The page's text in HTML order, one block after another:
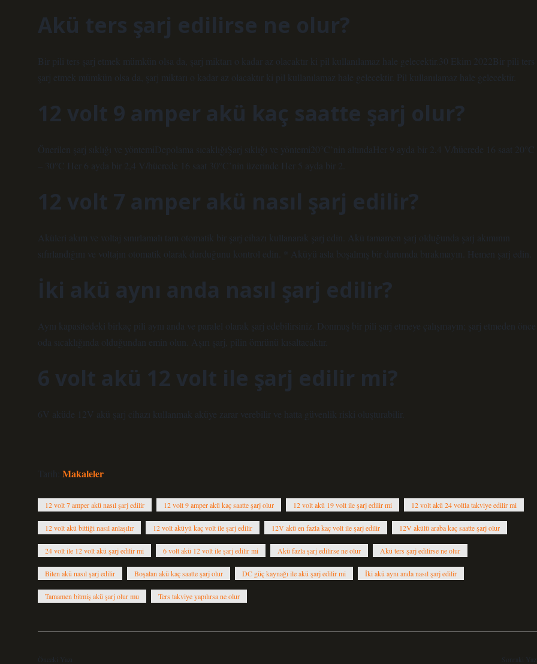
Akü ters şarj edilirse ne olur?
Bir pili ters şarj etmek mümkün olsa da, şarj miktarı o kadar az olacaktır ki pil kullanılamaz hale gelecektir.30 Ekim 2022Bir pili ters
şarj etmek mümkün olsa da, şarj miktarı o kadar az olacaktır ki pil kullanılamaz hale gelecektir. Pil kullanılamaz hale gelecektir.
12 volt 9 amper akü kaç saatte şarj olur?
Önerilen şarj sıklığı ve yöntemiDepolama sıcaklığıŞarj sıklığı ve yöntemi20°C’nin altındaHer 9 ayda bir 2,4 V/hücrede 16 saat 20°C
– 30°C Her 6 ayda bir 2,4 V/hücrede 16 saat 30°C’nin üzerinde Her 5 ayda bir 2.
12 volt 7 amper akü nasıl şarj edilir?
Aküleri akım ve voltaj sınırlamalı tam otomatik bir şarj cihazı kullanarak şarj edin. Akü tamamen şarj olduğunda şarj akımının
sıfırlandığını ve voltajın otomatik olarak durduğunu kontrol edin. * Aküyü asla boşalmış bir durumda bırakmayın. Hemen şarj edin.
İki akü aynı anda nasıl şarj edilir?
Aynı kapasitedeki birkaç pili aynı anda ve paralel olarak şarj edebilirsiniz. Donmuş bir pili şarj etmeye çalışmayın; şarj etmeden önce
oda sıcaklığında olduğundan emin olun. Aşırı şarj, pilin ömrünü kısaltacaktır.
6 volt akü 12 volt ile şarj edilir mi?
6V aküde 12V akü şarj cihazı kullanmak aküye zarar verebilir ve hatta güvenlik riski oluşturabilir.
Tarih: Makaleler
12 volt 7 amper akü nasıl şarj edilir 12 volt 9 amper akü kaç saatte şarj olur 12 volt akü 19 volt ile şarj edilir mi 12 volt akü 24 voltla takviye edilir mi
12 volt akü bittiği nasıl anlaşılır 12 volt aküyü kaç volt ile şarj edilir 12V akü en fazla kaç volt ile şarj edilir 12V akülü araba kaç saatte şarj olur
24 volt ile 12 volt akü şarj edilir mi 6 volt akü 12 volt ile şarj edilir mi Akü fazla şarj edilirse ne olur Akü ters şarj edilirse ne olur
Biten akü nasıl şarj edilir Boşalan akü kaç saatte şarj olur DC güç kaynağı ile akü şarj edilir mi İki akü aynı anda nasıl şarj edilir
Tamamen bitmiş akü şarj olur mu Ters takviye yapılırsa ne olur
Önceki Yazı Sonraki